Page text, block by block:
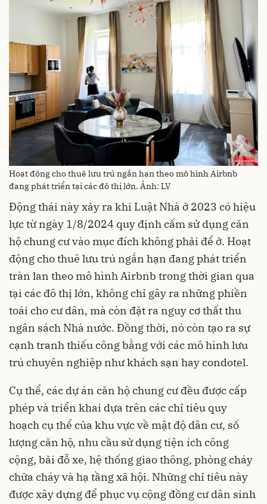
Hoạt động cho thuê lưu trú ngắn hạn theo mô hình Airbnb
đang phát triển tại các đô thị lớn. Ảnh: LV
Động thái này xảy ra khi Luật Nhà ở 2023 có hiệu
lực từ ngày 1/8/2024 quy định cấm sử dụng căn
hộ chung cư vào mục đích không phải để ở. Hoạt
động cho thuê lưu trú ngắn hạn đang phát triển
tràn lan theo mô hình Airbnb trong thời gian qua
tại các đô thị lớn, không chỉ gây ra những phiền
toái cho cư dân, mà còn đặt ra nguy cơ thất thu
ngân sách Nhà nước. Đồng thời, nó còn tạo ra sự
cạnh tranh thiếu công bằng với các mô hình lưu
trú chuyên nghiệp như khách sạn hay condotel.
Cụ thể, các dự án căn hộ chung cư đều được cấp
phép và triển khai dựa trên các chỉ tiêu quy
hoạch cụ thể của khu vực về mật độ dân cư, số
lượng căn hộ, nhu cầu sử dụng tiện ích công
cộng, bãi đỗ xe, hệ thống giao thông, phòng cháy
chữa cháy và hạ tầng xã hội. Những chỉ tiêu này
được xây dựng để phục vụ cộng đồng cư dân sinh